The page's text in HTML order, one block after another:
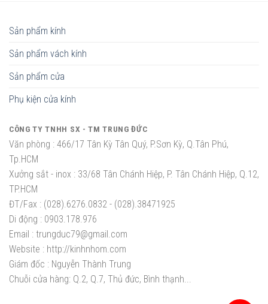
Sản phẩm kính
Sản phẩm vách kính
Sản phẩm cửa
Phụ kiện cửa kính
CÔNG TY TNHH SX - TM TRUNG ĐỨC
Văn phòng : 466/17 Tân Kỳ Tân Quý, P.Sơn Kỳ, Q.Tân Phú,
Tp.HCM
Xưởng sắt - inox : 33/68 Tân Chánh Hiệp, P. Tân Chánh Hiệp, Q.12,
TP.HCM
ĐT/Fax : (028).6276.0832 - (028).38471925
Di động : 0903.178.976
Email : trungduc79@gmail.com
Website : http://kinhnhom.com
Giám đốc : Nguyễn Thành Trung
Chuỗi cửa hàng: Q.2, Q.7, Thủ đức, Bình thạnh...